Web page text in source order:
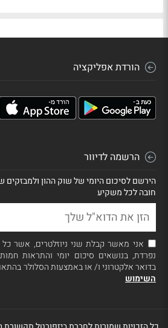
הורדת אפליקציה
הרשמה לדיוור
הירשם לסיכום היומי של שוק ההון ולמבזקים
חובה לכל משקיע
אני מאשר קבלת שני ניוזלטרים, אשר
נפרדת, בנושאים סיכום יומי והתראות
בדואר אלקטרוני ו/ או באמצעות הסלולר בהתאם
השימוש